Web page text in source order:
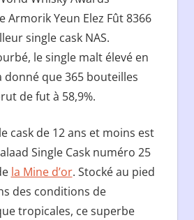
Armorik Yeun Elez Fût 8366
single cask NAS.
le single malt élevé en
donné que 365 bouteilles
de fut à 58,9%.
cask de 12 ans et moins est
Single Cask numéro 25
la Mine d’or. Stocké au pied
des conditions de
tropicales, ce superbe